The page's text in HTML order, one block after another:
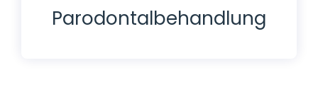
Parodontalbehandlung